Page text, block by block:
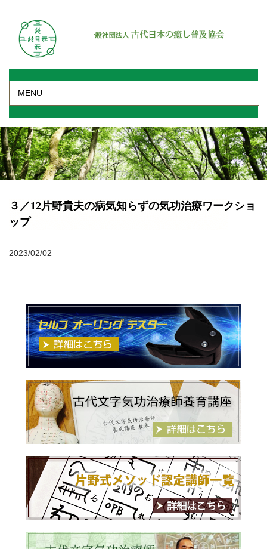
MENU
３／12片野貴夫の病気知らずの気功治療ワークショ
ップ
2023/02/02